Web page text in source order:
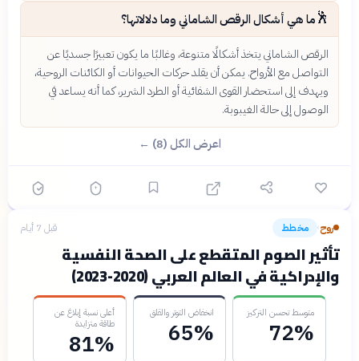
🕺ما هي أشكال الرقص الشاماني وما دلالاتها؟
الرقص الشاماني يتخذ أشكالًا متنوعة، وغالبًا ما يكون تعبيرًا جسديًا عن
التواصل مع الأرواح. يمكن أن يقلد حركات الحيوانات أو الكائنات الروحية،
ويهدف إلى استحضار القوى الشفائية أو الطرد الشرير، كما أنه يساعد في
الوصول إلى حالة الغيبوبة.
اعرض الكل (8) ←
روح› مخطط قبل 7 أيام
تأثير الصوم المتقطع على الصحة النفسية
والإدراكية في العالم العربي (2020-2023)
متوسط تحسن التركيز
72%
انخفاض التوتر والقلق
65%
أعلى نسبة إبلاغ عن
طاقة متزايدة
81%